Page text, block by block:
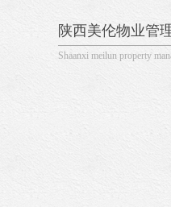
陕西美伦物业管
Shaanxi meilun property